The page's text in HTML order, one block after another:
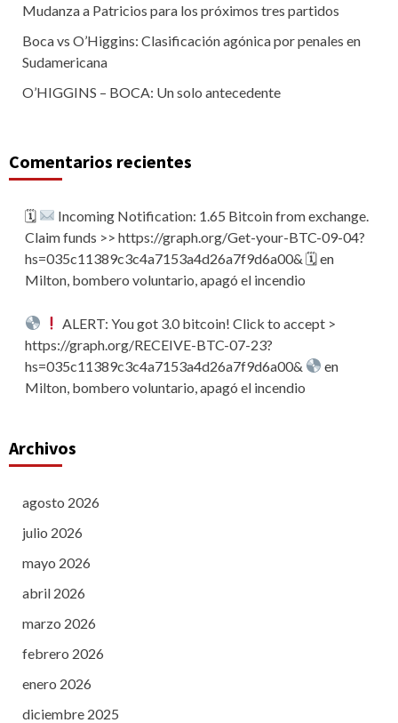
Mudanza a Patricios para los próximos tres partidos
Boca vs O’Higgins: Clasificación agónica por penales en
Sudamericana
O’HIGGINS – BOCA: Un solo antecedente
Comentarios recientes
🗓
Incoming Notification: 1.65 Bitcoin from exchange.
Claim funds >> https://graph.org/Get-your-BTC-09-04?
hs=035c11389c3c4a7153a4d26a7f9d6a00& 🗓en
Milton, bombero voluntario, apagó el incendio
ALERT: You got 3.0 bitcoin! Click to accept >
https://graph.org/RECEIVE-BTC-07-23?
hs=035c11389c3c4a7153a4d26a7f9d6a00&
en
Milton, bombero voluntario, apagó el incendio
Archivos
agosto 2026
julio 2026
mayo 2026
abril 2026
marzo 2026
febrero 2026
enero 2026
diciembre 2025